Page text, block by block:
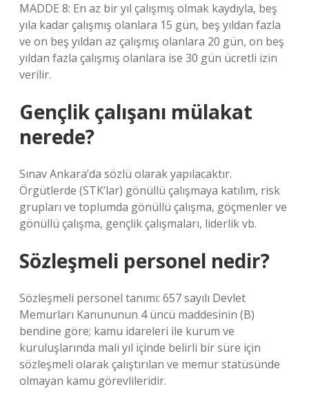
MADDE 8: En az bir yıl çalışmış olmak kaydıyla, beş
yıla kadar çalışmış olanlara 15 gün, beş yıldan fazla
ve on beş yıldan az çalışmış olanlara 20 gün, on beş
yıldan fazla çalışmış olanlara ise 30 gün ücretli izin
verilir.
Gençlik çalışanı mülakat
nerede?
Sınav Ankara’da sözlü olarak yapılacaktır.
Örgütlerde (STK’lar) gönüllü çalışmaya katılım, risk
grupları ve toplumda gönüllü çalışma, göçmenler ve
gönüllü çalışma, gençlik çalışmaları, liderlik vb.
Sözleşmeli personel nedir?
Sözleşmeli personel tanımı: 657 sayılı Devlet
Memurları Kanununun 4 üncü maddesinin (B)
bendine göre; kamu idareleri ile kurum ve
kuruluşlarında mali yıl içinde belirli bir süre için
sözleşmeli olarak çalıştırılan ve memur statüsünde
olmayan kamu görevlileridir.